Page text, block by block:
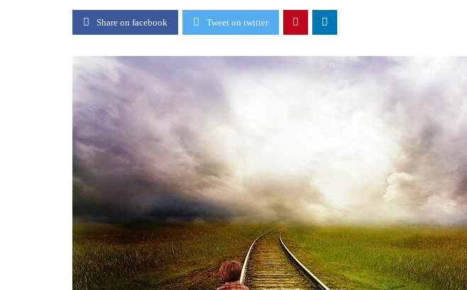
Share on facebook Tweet on twitter